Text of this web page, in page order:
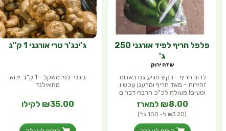
פלפל חריף לפיד אורגני 250
ג'
שדה ירוק
לרוב חריף - בקיץ מגיע גם באדום.
זהירות - מאד חריף ומרענן עכשיו.
וטעים! מעולה לכ"כ הרבה דברים
₪8.00 למארז
(₪3.20 ל- 100 גר')
ג'ינג'ר טרי אורגני 1 ק"ג
גינגר לפי משקל - 1 ק"ג. יבוא
מתאילנד
₪35.00 לקילו